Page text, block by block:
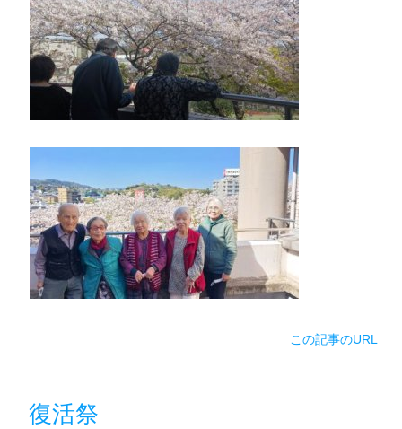
この記事のURL
復活祭